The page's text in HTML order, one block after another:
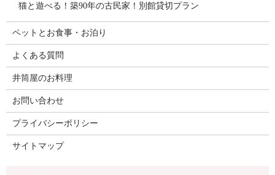
猫と遊べる！築90年の古民家！別館貸切プラン
ペットとお食事・お泊り
よくある質問
井筒屋のお料理
お問い合わせ
プライバシーポリシー
サイトマップ